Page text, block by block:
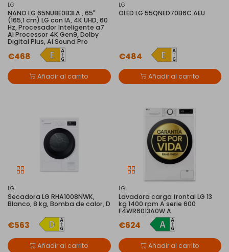
LG
NANO LG 65NU8E0B3LA , 65"
(165,1 cm) LG con IA, 4K UHD, 60
Hz, Procesador Inteligente a7
AI Processor 4K Gen9, Dolby
Digital Plus, AI Sound Pro
€468
Añadir al carrito
LG
OLED LG 55QNED70B6C.AEU
€484
Añadir al carrito
LG
Secadora LG RHA1008NWK,
Blanco, 8 kg, Bomba de calor, D
€563
Añadir al carrito
LG
Lavadora carga frontal LG 13
kg 1400 rpm A serie 600
F4WR6013A0W A
€624
Añadir al carrito